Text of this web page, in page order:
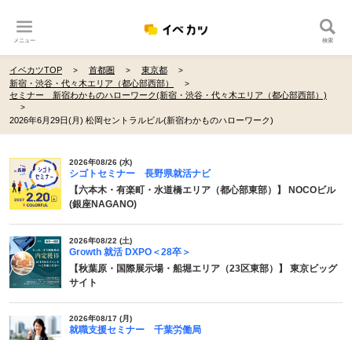
メニュー 検索
イベカツTOP 首都圏
東京都
新宿・渋谷・代々木エリア（都心部西部）
セミナー 新宿わかものハローワーク(新宿・渋谷・代々木エリア（都心部西部）)
2026年6月29日(月) 松岡セントラルビル(新宿わかものハローワーク)
2026年08/26 (水)
シゴトセミナー 長野県就活ナビ
【六本木・有楽町・水道橋エリア（都心部東部）】 NOCOビル
(銀座NAGANO)
2026年08/22 (土)
Growth 就活 DXPO＜28卒＞
【秋葉原・国際展示場・船堀エリア（23区東部）】 東京ビッグ
サイト
2026年08/17 (月)
就職支援セミナー 千葉労働局